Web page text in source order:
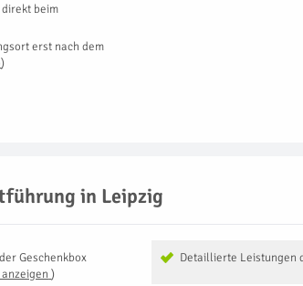
beim
erst nach dem
)
in Leipzig
Detaillierte Leistungen
Geschenkbox
)